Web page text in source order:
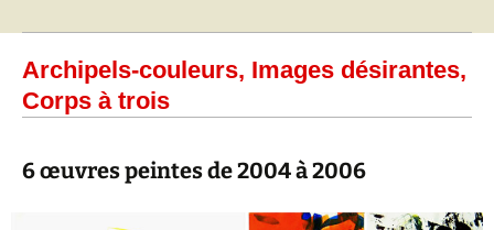
Archipels-couleurs, Images désirantes,
Corps à trois
6 œuvres peintes de 2004 à 2006